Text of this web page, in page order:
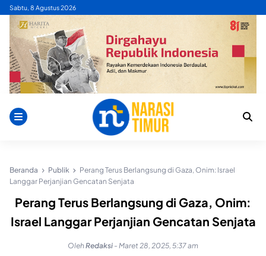
Skip
content
Sabtu, 8 Agustus 2026
Beranda Publik
Perang Terus Berlangsung di Gaza, Onim: Israel
Langgar Perjanjian Gencatan Senjata
Perang Terus Berlangsung di Gaza, Onim:
Israel Langgar Perjanjian Gencatan Senjata
OlehRedaksi - Maret 28, 2025, 5:37 am